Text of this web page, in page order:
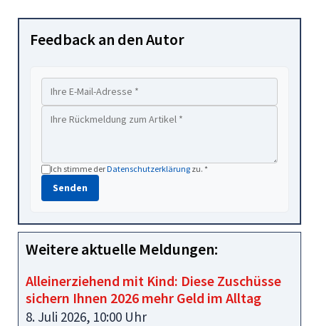
Feedback an den Autor
Ich stimme derDatenschutzerklärung zu. *
Senden
Weitere aktuelle Meldungen:
Alleinerziehend mit Kind: Diese Zuschüsse
sichern Ihnen 2026 mehr Geld im Alltag
8. Juli 2026, 10:00 Uhr